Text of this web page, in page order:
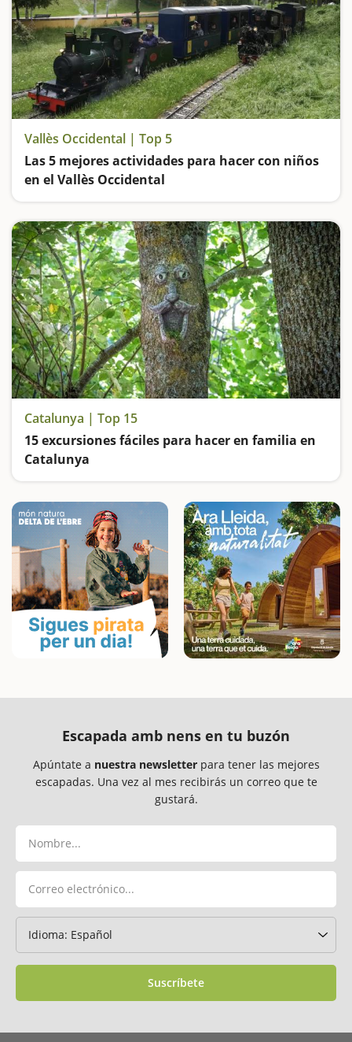
Vallès Occidental | Top 5
Las 5 mejores actividades para hacer con niños
en el Vallès Occidental
Catalunya | Top 15
15 excursiones fáciles para hacer en familia en
Catalunya
Escapada amb nens en tu buzón
Apúntate a nuestra newsletterpara tener las mejores
escapadas. Una vez al mes recibirás un correo que te
gustará.
Suscríbete